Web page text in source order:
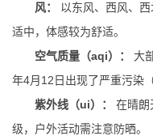
风：
以东风、西风、
适中，体感较为舒适。
空气质量（aqi）：
大
年4月12日出现了严重污染
紫外线（ui）：
在晴朗
级，户外活动需注意防晒。